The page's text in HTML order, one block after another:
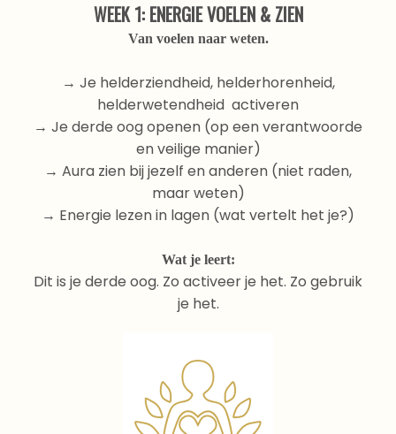
WEEK 1: ENERGIE VOELEN & ZIEN
Van voelen naar weten.
→ Je helderziendheid, helderhorenheid,
helderwetendheid activeren
→ Je derde oog openen (op een verantwoorde
en veilige manier)
→ Aura zien bij jezelf en anderen (niet raden,
maar weten)
→ Energie lezen in lagen (wat vertelt het je?)
Wat je leert:
Dit is je derde oog. Zo activeer je het. Zo gebruik
je het.